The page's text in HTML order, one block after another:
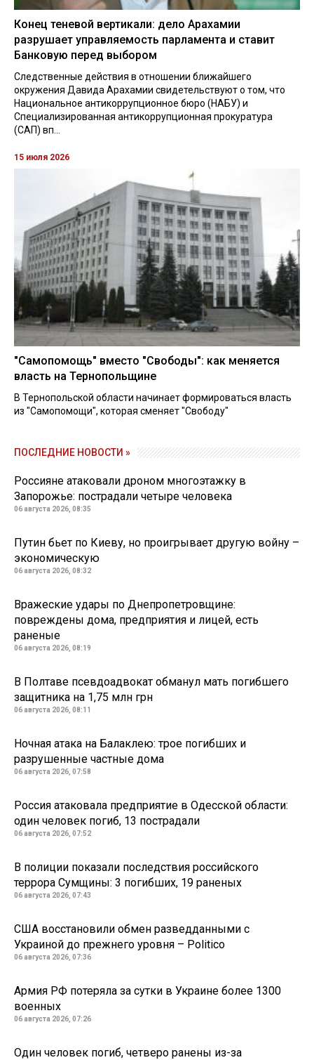
Конец теневой вертикали: дело Арахамии
разрушает управляемость парламента и ставит
Банковую перед выбором
Следственные действия в отношении ближайшего
окружения Давида Арахамии свидетельствуют о том, что
Национальное антикоррупционное бюро (НАБУ) и
Специализированная антикоррупционная прокуратура
(САП) вп...
15 июля 2026
"Самопомощь" вместо "Свободы": как меняется
власть на Тернопольщине
В Тернопольской области начинает формироваться власть
из "Самопомощи", которая сменяет "Свободу"
ПОСЛЕДНИЕ НОВОСТИ »
Россияне атаковали дроном многоэтажку в
Запорожье: пострадали четыре человека
06 августа 2026, 08:35
Путин бьет по Киеву, но проигрывает другую войну –
экономическую
06 августа 2026, 08:32
Вражеские удары по Днепропетровщине:
повреждены дома, предприятия и лицей, есть
раненые
06 августа 2026, 08:19
В Полтаве псевдоадвокат обманул мать погибшего
защитника на 1,75 млн грн
06 августа 2026, 08:11
Ночная атака на Балаклею: трое погибших и
разрушенные частные дома
06 августа 2026, 07:58
Россия атаковала предприятие в Одесской области:
один человек погиб, 13 пострадали
06 августа 2026, 07:52
В полиции показали последствия российского
террора Сумщины: 3 погибших, 19 раненых
06 августа 2026, 07:43
США восстановили обмен разведданными с
Украиной до прежнего уровня – Politico
06 августа 2026, 07:36
Армия РФ потеряла за сутки в Украине более 1300
военных
06 августа 2026, 07:26
Один человек погиб, четверо ранены из-за